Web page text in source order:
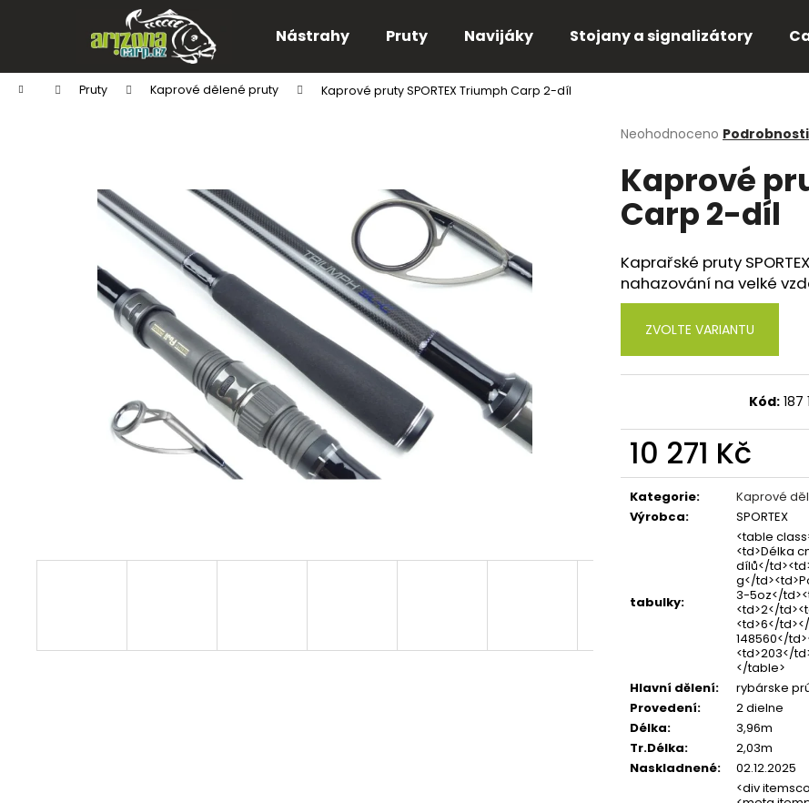
Nástrahy Pruty Navijáky Stojany a signalizátory
Domů Pruty Kaprové dělené pruty Kaprové pruty SPORTEX Triumph Carp 2-díl
Průměrné
produktu
je
0,0
z
hvězdiček.
Neohodnoceno
Kaprové
Carp 2-díl
Kaprařské pruty
nahazování na velké
ZVOLTE VARIANTU
Kód: 187
10 271 Kč
Měrná
cena:
Kategorie:
Kaprové
Výrobca: SPORTEX
tabulky:
<table
<td>Délka
dílů</
g</
3-5oz</
<td>2</
<td>6</
148560</
<td>203</
</table>
Hlavní dělení:
rybárske
Provedení:
2 dielne
Délka:
3,96m
Tr.Délka:
2,03m
Naskladnené: 02.12.2025
<div
í
Zpět
do
obchodu
Zpět
do
obchodu
Co potřebujete najít?
HLEDAT
Doporučujeme
V1 CARP - AMUR
159 Kč
OLOVĚNÉ KRMÍTKO S TRUBIČKOU
DELPHIN EAZYSIX
44 Kč
ROHLÍKOVÉ
81 Kč